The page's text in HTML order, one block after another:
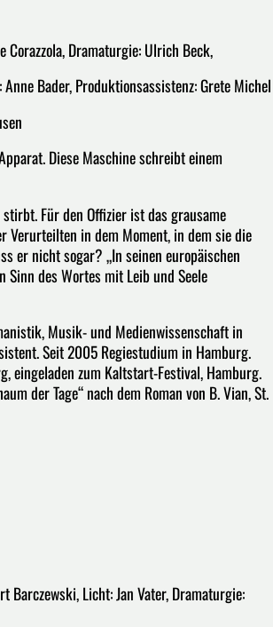
Corazzola, Dramaturgie: Ulrich Beck,
Bader, Produktionsassistenz: Grete Michel
Diese Maschine schreibt einem
Für den Offizier ist das grausame
Verurteilten in dem Moment, in dem sie die
er nicht sogar? „In seinen europäischen
Sinn des Wortes mit Leib und Seele
Musik- und Medienwissenschaft in
Seit 2005 Regiestudium in Hamburg.
eingeladen zum Kaltstart-Festival, Hamburg.
der Tage“ nach dem Roman von B. Vian, St.
Barczewski, Licht: Jan Vater, Dramaturgie: